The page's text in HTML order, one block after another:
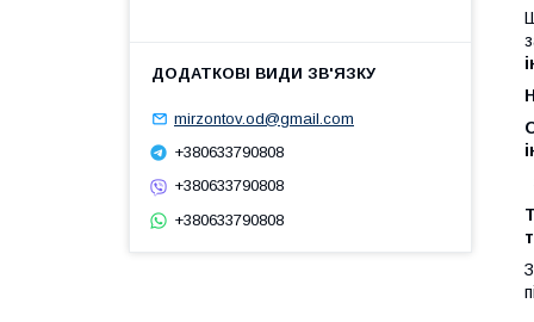
mirzontov.od@gmail.com
+380633790808
+380633790808
+380633790808